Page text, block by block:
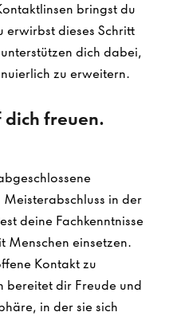
bringst du
erwirbst dieses Schritt
dich dabei,
zu erweitern.
dich freuen.
in der
deine Fachkenntnisse
Menschen einsetzen.
Kontakt zu
bereitet dir Freude und
in der sie sich